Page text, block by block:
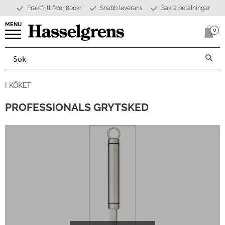
Meny
Fraktfritt över 800kr Snabb leverans Säkra betalningar
0
I KÖKET
PROFESSIONALS GRYTSKED